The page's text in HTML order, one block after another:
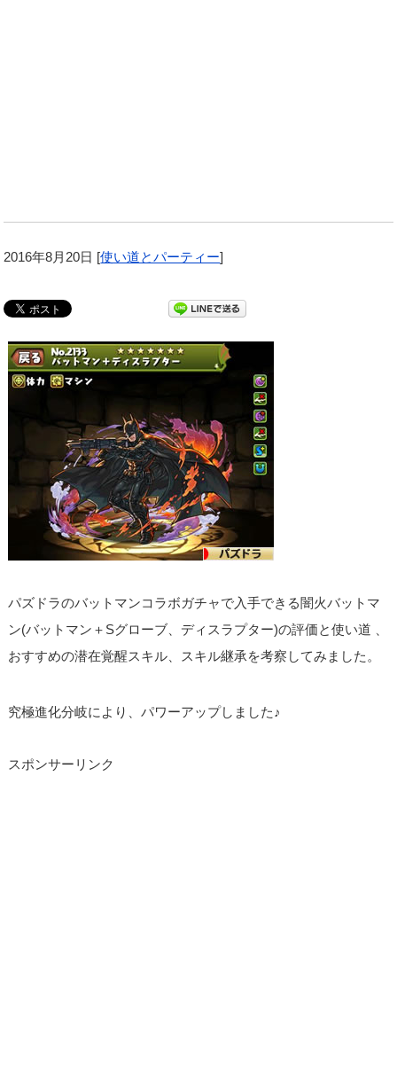
2016年8月20日 [使い道とパーティー]
パズドラのバットマンコラボガチャで入手できる闇火バットマ
ン(バットマン＋Sグローブ、ディスラプター)の評価と使い道 、
おすすめの潜在覚醒スキル、スキル継承を考察してみました。
究極進化分岐により、パワーアップしました♪
スポンサーリンク